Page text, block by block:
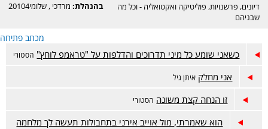
בהנהלת: מרדכי ,שלומי20104
דיונים, פרשנויות, פוליטיקה ואקטואליה - וכל מה
שבניהם
מכתב פתיחה
כשאני שומע כל מיני תדרוכים והדלפות על "טראמפ לוחץ" הסטורי
אני מחלק איתן גיל
זו הנחה קצת משונה הסטורי
הוא שאמרתי, מול אוייב אירני בתחבולות תעשה לך מלחמה